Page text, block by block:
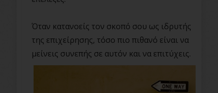
Όταν κατανοείς τον σκοπό σου ως ιδρυτής
της επιχείρησης, τόσο πιο πιθανό είναι να
μείνεις συνεπής σε αυτόν και να επιτύχεις.